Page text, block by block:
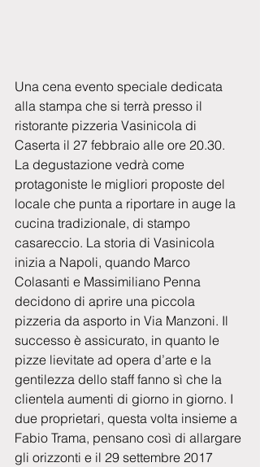
Una cena evento speciale dedicata
alla stampa che si terrà presso il
ristorante pizzeria Vasinicola di
Caserta il 27 febbraio alle ore 20.30.
La degustazione vedrà come
protagoniste le migliori proposte del
locale che punta a riportare in auge la
cucina tradizionale, di stampo
casareccio. La storia di Vasinicola
inizia a Napoli, quando Marco
Colasanti e Massimiliano Penna
decidono di aprire una piccola
pizzeria da asporto in Via Manzoni. Il
successo è assicurato, in quanto le
pizze lievitate ad opera d’arte e la
gentilezza dello staff fanno sì che la
clientela aumenti di giorno in giorno. I
due proprietari, questa volta insieme a
Fabio Trama, pensano così di allargare
gli orizzonti e il 29 settembre 2017